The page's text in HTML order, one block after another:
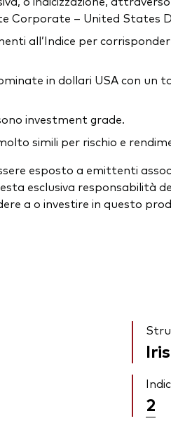
– United States
all’Indice per
in dollari USA con un
investment grade.
simili per rischio e
esposto a emittenti
esclusiva responsabilità
a o investire in questo
2